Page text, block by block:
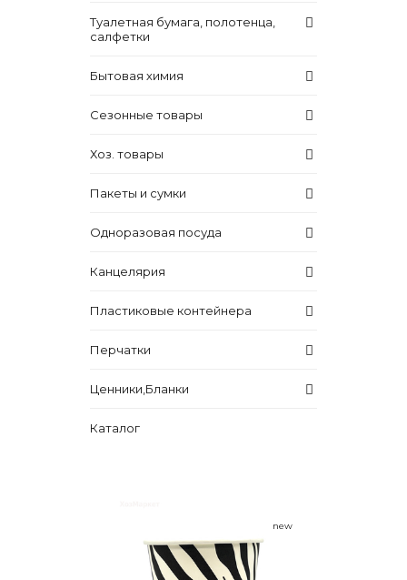
Туалетная бумага, полотенца,
салфетки
Бытовая химия
Сезонные товары
Хоз. товары
Пакеты и сумки
Одноразовая посуда
Канцелярия
Пластиковые контейнера
Перчатки
Ценники,Бланки
Каталог
new